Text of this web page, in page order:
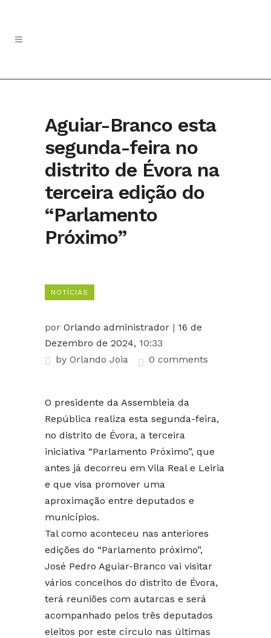
Aguiar-Branco esta
segunda-feira no
distrito de Évora na
terceira edição do
“Parlamento
Próximo”
NOTÍCIAS
por Orlando administrador | 16 de
Dezembro de 2024, 10:33
by Orlando Joia 0 comments
O presidente da Assembleia da
República realiza esta segunda-feira,
no distrito de Évora, a terceira
iniciativa “Parlamento Próximo”, que
antes já decorreu em Vila Real e Leiria
e que visa promover uma
aproximação entre deputados e
municípios.
Tal como aconteceu nas anteriores
edições do “Parlamento próximo”,
José Pedro Aguiar-Branco vai visitar
vários concelhos do distrito de Évora,
terá reuniões com autarcas e será
acompanhado pelos três deputados
eleitos por este círculo nas últimas